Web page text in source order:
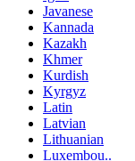
Javanese
Kannada
Kazakh
Khmer
Kurdish
Kyrgyz
Latin
Latvian
Lithuanian
Luxembou..